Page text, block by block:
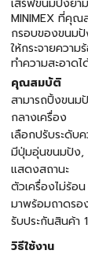
เสิร์ฟขนมปังยา
MINIMEX ที่คุณ
กรอบของขนม
ให้กระจายควา
ทำความสะอาด
คุณสมบัติ
สามารถปิ้งขนม
กลางเครื่อง
เลือกปรับระดับ
มีปุ่มอุ่นขนมปัง,
แสดงสถานะ
ตัวเครื่องไม่ร้อ
มาพร้อมถาดรอ
รับประกันสินค้า
วิธีใช้งาน